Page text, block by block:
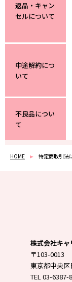
返品・キャン
セルについて
中途解約につ
いて
不良品につい
て
HOME 特定商取引法
株式会社キャ
〒103-0013
東京都中央
TEL 03-6387-